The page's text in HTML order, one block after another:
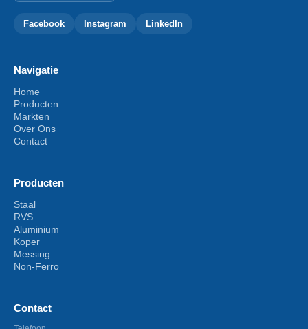
Facebook Instagram LinkedIn
Navigatie
Home
Producten
Markten
Over Ons
Contact
Producten
Staal
RVS
Aluminium
Koper
Messing
Non-Ferro
Contact